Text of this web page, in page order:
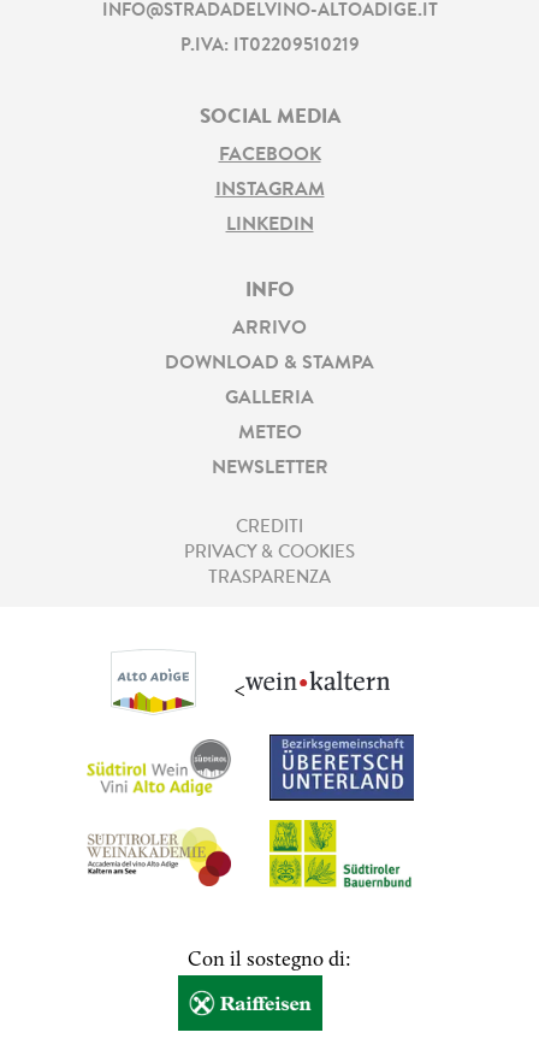
INFO@STRADADELVINO-ALTOADIGE.IT
P.IVA: IT02209510219
SOCIAL MEDIA
FACEBOOK
INSTAGRAM
LINKEDIN
INFO
ARRIVO
DOWNLOAD & STAMPA
GALLERIA
METEO
NEWSLETTER
CREDITI
PRIVACY & COOKIES
TRASPARENZA
<
Con il sostegno di: